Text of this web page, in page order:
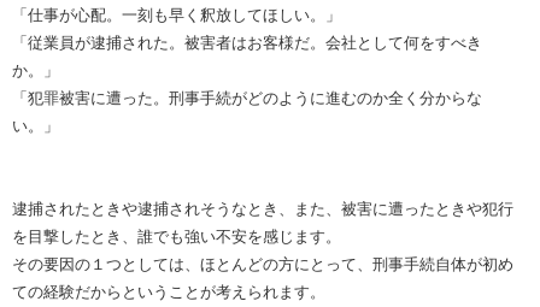
「仕事が心配。一刻も早く釈放してほしい。」
「従業員が逮捕された。被害者はお客様だ。会社として何をすべき
か。」
「犯罪被害に遭った。刑事手続がどのように進むのか全く分からな
い。」
逮捕されたときや逮捕されそうなとき、また、被害に遭ったときや犯行
を目撃したとき、誰でも強い不安を感じます。
その要因の１つとしては、ほとんどの方にとって、刑事手続自体が初め
ての経験だからということが考えられます。